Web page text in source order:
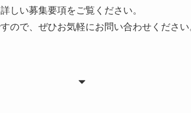
しい募集要項をご覧ください。
ので、ぜひお気軽にお問い合わせください